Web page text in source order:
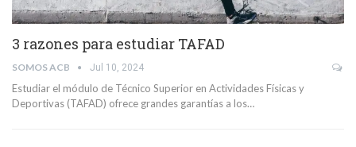
3 razones para estudiar TAFAD
SOMOS ACB Jul 10, 2024
Estudiar el módulo de Técnico Superior en Actividades Físicas y
Deportivas (TAFAD) ofrece grandes garantías a los…